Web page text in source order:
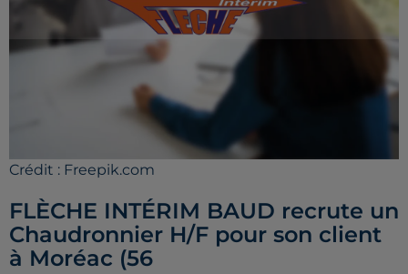
Crédit : Freepik.com
FLÈCHE INTÉRIM BAUD recrute un
Chaudronnier H/F pour son client
à Moréac (56